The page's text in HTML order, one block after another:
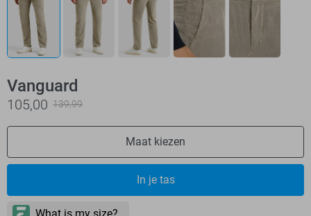
Vanguard
105,00 139,99
Maat kiezen
In je tas